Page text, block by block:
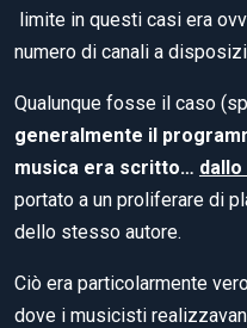
limite in questi casi era
numero di canali a
Qualunque fosse il caso
generalmente il
musica era scritto…
portato a un proliferare di
dello stesso autore.
Ciò era particolarmente
dove i musicisti